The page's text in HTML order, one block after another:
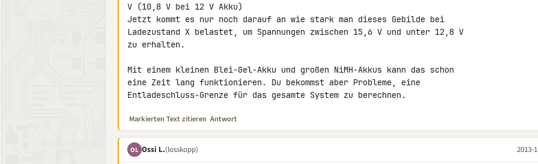
V (10,8 V bei 12 V Akku)
Jetzt kommt es nur noch darauf an wie stark man dieses Gebilde bei
Ladezustand X belastet, um Spannungen zwischen 15,6 V und unter 12,8 V
zu erhalten.
Mit einem kleinen Blei-Gel-Akku und großen NiMH-Akkus kann das schon
eine Zeit lang funktionieren. Du bekommst aber Probleme, eine
Entladeschluss-Grenze für das gesamte System zu berechnen.
Markierten Text zitieren Antwort
OL Ossi L.(losskopp) 2013-